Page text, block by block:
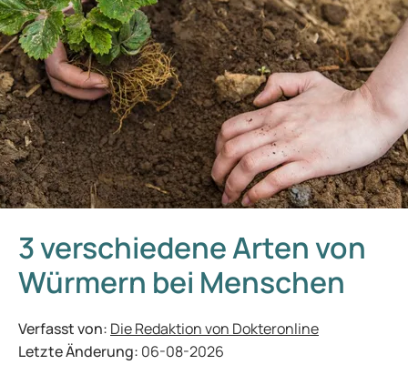
3 verschiedene Arten von
Würmern bei Menschen
Verfasst von: Die Redaktion von Dokteronline
Letzte Änderung: 06-08-2026